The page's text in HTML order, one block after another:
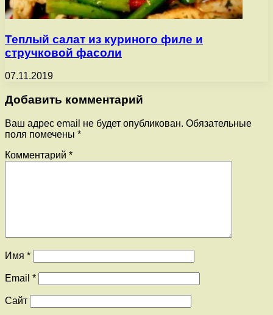
Теплый салат из куриного филе и
стручковой фасоли
07.11.2019
Добавить комментарий
Ваш адрес email не будет опубликован. Обязательные
поля помечены *
Комментарий *
Имя *
Email *
Сайт